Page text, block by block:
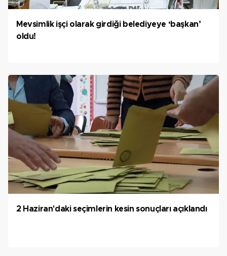
Mevsimlik işçi olarak girdiği belediyeye ‘başkan’
oldu!
2 Haziran'daki seçimlerin kesin sonuçları açıklandı